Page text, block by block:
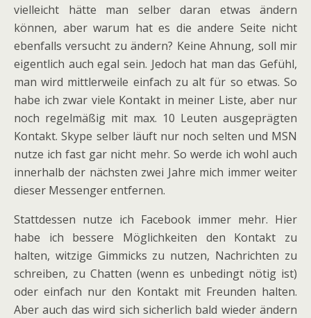
vielleicht hätte man selber daran etwas ändern
können, aber warum hat es die andere Seite nicht
ebenfalls versucht zu ändern? Keine Ahnung, soll mir
eigentlich auch egal sein. Jedoch hat man das Gefühl,
man wird mittlerweile einfach zu alt für so etwas. So
habe ich zwar viele Kontakt in meiner Liste, aber nur
noch regelmäßig mit max. 10 Leuten ausgeprägten
Kontakt. Skype selber läuft nur noch selten und MSN
nutze ich fast gar nicht mehr. So werde ich wohl auch
innerhalb der nächsten zwei Jahre mich immer weiter
dieser Messenger entfernen.
Stattdessen nutze ich Facebook immer mehr. Hier
habe ich bessere Möglichkeiten den Kontakt zu
halten, witzige Gimmicks zu nutzen, Nachrichten zu
schreiben, zu Chatten (wenn es unbedingt nötig ist)
oder einfach nur den Kontakt mit Freunden halten.
Aber auch das wird sich sicherlich bald wieder ändern